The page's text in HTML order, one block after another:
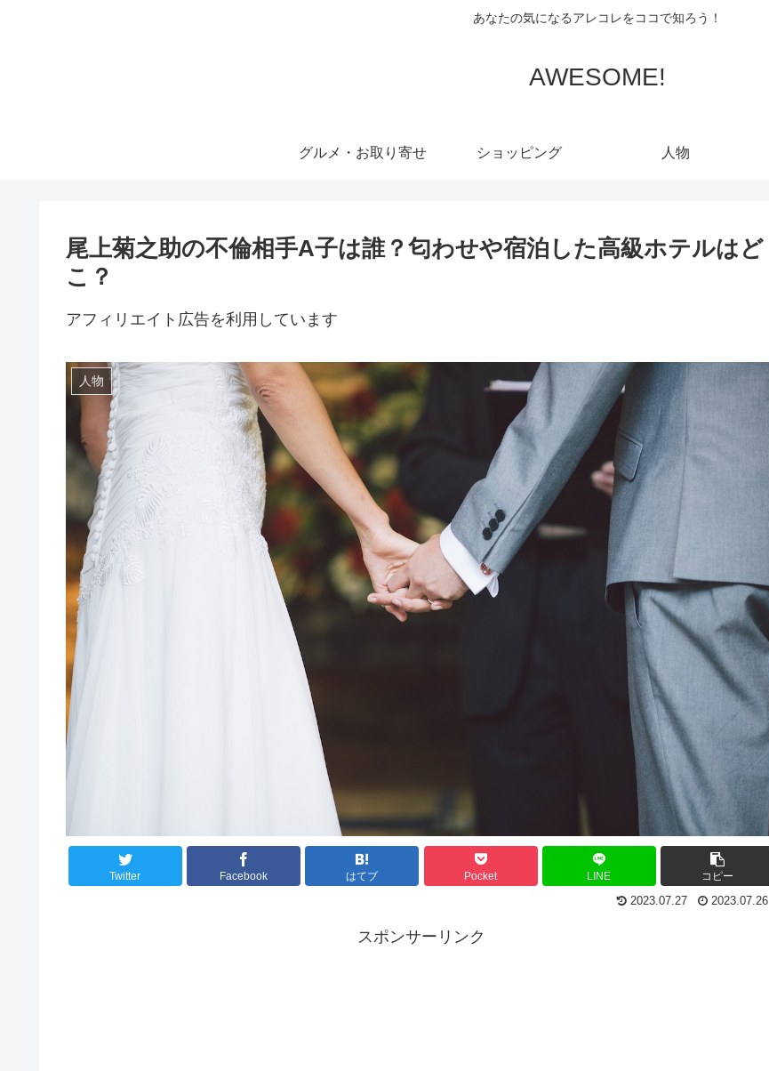
あなたの気になるアレコレをココで知ろう！
AWESOME!
グルメ・お取り寄せ ショッピング 人物
尾上菊之助の不倫相手A子は誰？匂わせや宿泊した高級ホテルはど
こ？
アフィリエイト広告を利用しています
人物
Twitter Facebook はてブ Pocket LINE コピー
2023.07.27 2023.07.26
スポンサーリンク